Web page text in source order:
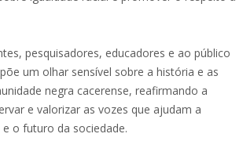
pesquisadores, educadores e ao público
um olhar sensível sobre a história e as
negra cacerense, reafirmando a
e valorizar as vozes que ajudam a
o futuro da sociedade.